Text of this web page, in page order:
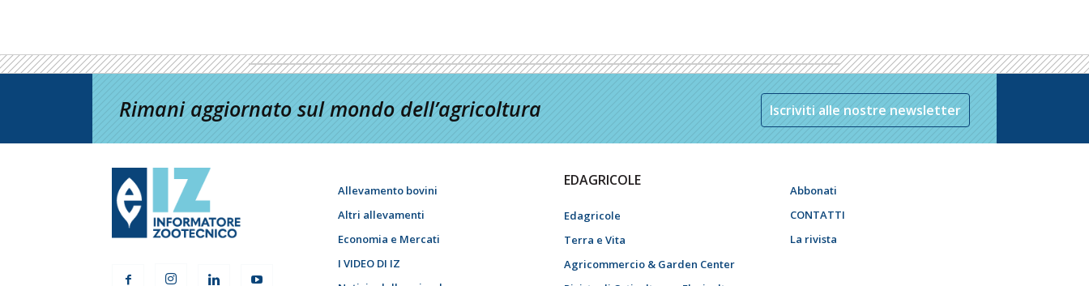
Rimani aggiornato sul mondo dell’agricoltura Iscriviti alle nostre newsletter
Allevamento bovini
Altri allevamenti
Economia e Mercati
I VIDEO DI IZ
EDAGRICOLE
Edagricole
Terra e Vita
Agricommercio & Garden Center
Abbonati
CONTATTI
La rivista